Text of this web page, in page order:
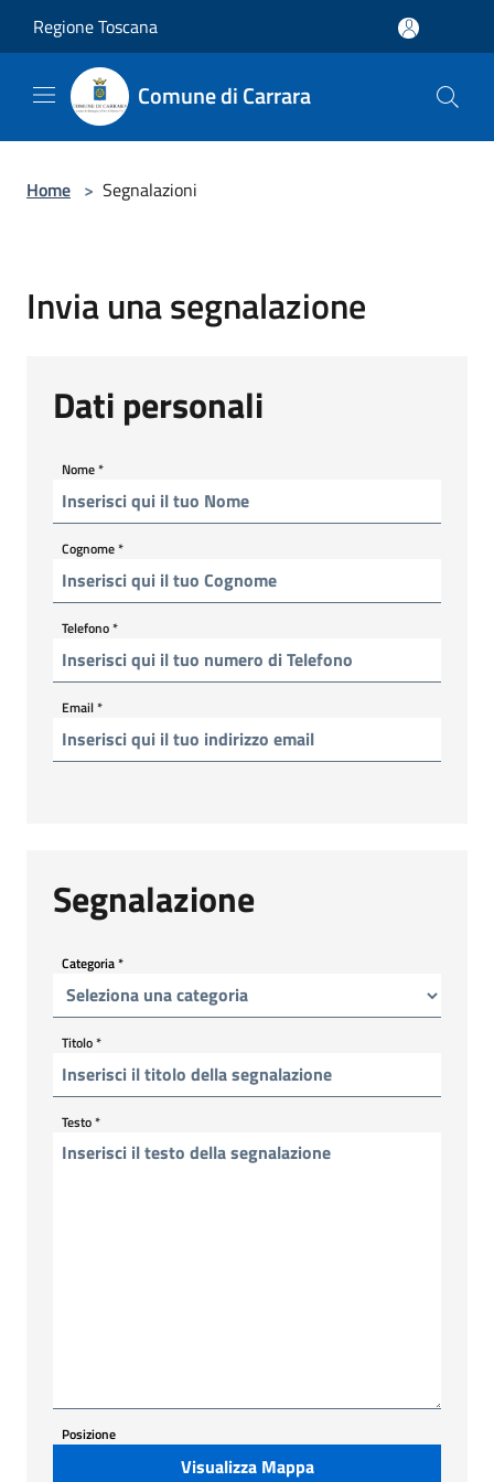
Regione Toscana
Comune di Carrara
Home > Segnalazioni
Invia una segnalazione
Dati personali
Nome*
Cognome*
Telefono*
Email*
Segnalazione
Categoria*
Titolo*
Testo*
Posizione
Visualizza Mappa